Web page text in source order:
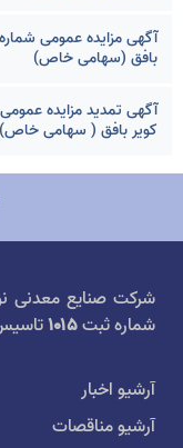
بافق (سهامی خاص)
کویر بافق ( سهامی خاص)
شرکت صنایع معدنی
شماره ثبت۱۰۱۵
آرشیو اخبار
آرشیو مناقصات